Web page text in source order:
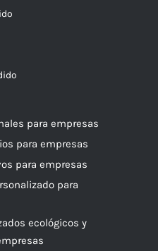
para empresas
para empresas
para empresas
para
ecológicos y